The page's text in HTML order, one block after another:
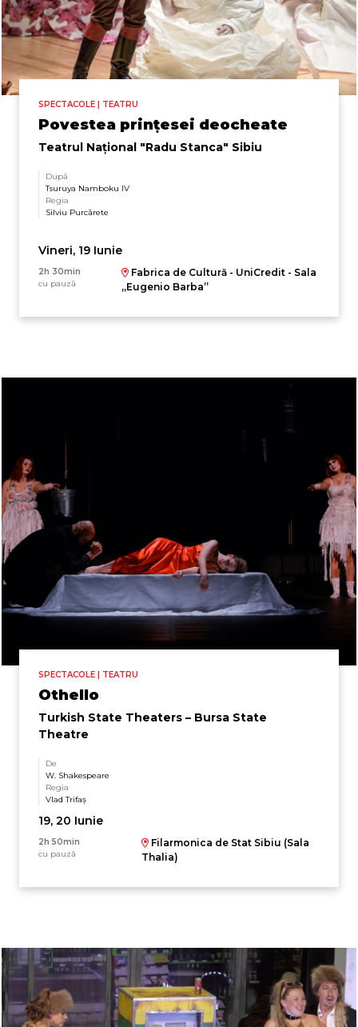
SPECTACOLE | TEATRU
Povestea prințesei deocheate
Teatrul Naţional "Radu Stanca" Sibiu
După
Tsuruya Namboku IV
Regia
Silviu Purcărete
Vineri, 19 Iunie
2h 30min
cu pauză
Fabrica de Cultură - UniCredit - Sala
„Eugenio Barba”
SPECTACOLE | TEATRU
Othello
Turkish State Theaters – Bursa State
Theatre
De
W. Shakespeare
Regia
Vlad Trifaş
19, 20 Iunie
2h 50min
cu pauză
Filarmonica de Stat Sibiu (Sala
Thalia)